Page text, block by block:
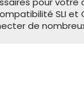
SLI et
de